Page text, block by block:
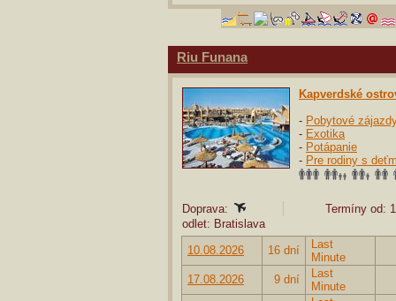
Riu Funana
Kapverdské
- Pobytové
- Exotika
- Potápanie
- Pre rodiny s
Doprava:
Termíny od:
odlet: Bratislava
10.08.2026
16 dní
Last
Minute
17.08.2026
9 dní
Last
Minute